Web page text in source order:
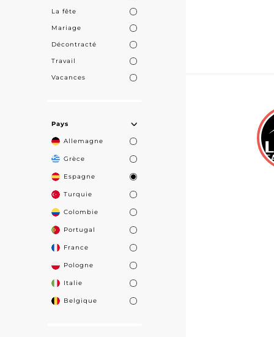
La fête
Mariage
Décontracté
Travail
Vacances
Pays
Allemagne
Grèce
Espagne
Turquie
Colombie
Portugal
France
Pologne
Italie
Belgique